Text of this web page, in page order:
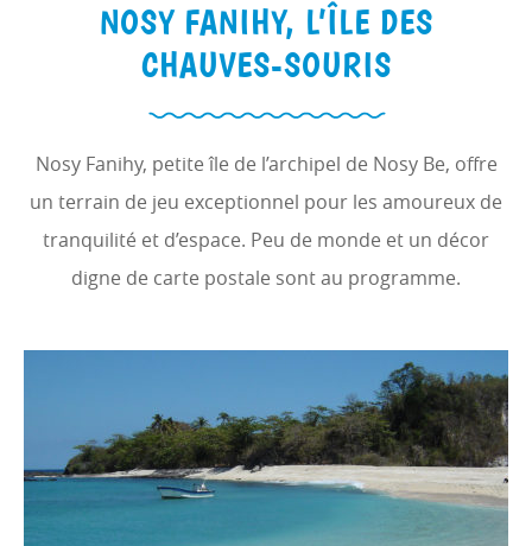
NOSY FANIHY, L’ÎLE DES
CHAUVES-SOURIS
Nosy Fanihy, petite île de l’archipel de Nosy Be, offre
un terrain de jeu exceptionnel pour les amoureux de
tranquilité et d’espace. Peu de monde et un décor
digne de carte postale sont au programme.